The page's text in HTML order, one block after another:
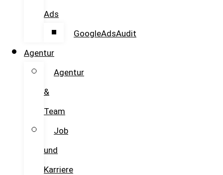
Ads
GoogleAdsAudit
Agentur
Agentur
&
Team
Job
und
Karriere